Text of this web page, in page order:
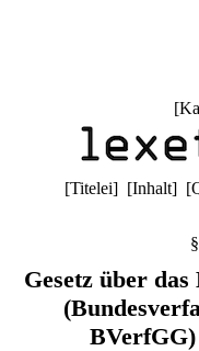
[
[Titelei] [Inhalt] [
Gesetz über